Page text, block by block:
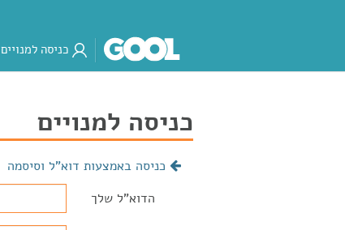
כניסה למנויים
כניסה למנויים
כניסה באמצעות דוא"ל וסיסמה
הדוא"ל שלך